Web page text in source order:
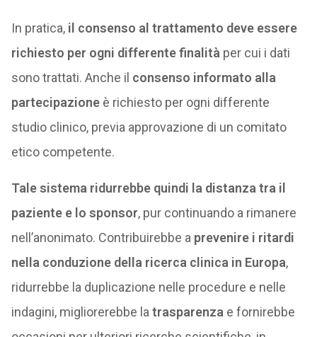
In pratica, il consenso al trattamento deve essere
richiesto per ogni differente finalità per cui i dati
sono trattati. Anche il consenso informato alla
partecipazioneè richiesto per ogni differente
studio clinico, previa approvazione di un comitato
etico competente.
Tale sistema ridurrebbe quindi la distanza tra il
paziente e lo sponsor, pur continuando a rimanere
nell’anonimato. Contribuirebbe a prevenire i ritardi
nella conduzione della ricerca clinica in Europa,
ridurrebbe la duplicazione nelle procedure e nelle
indagini, migliorerebbe la trasparenza e fornirebbe